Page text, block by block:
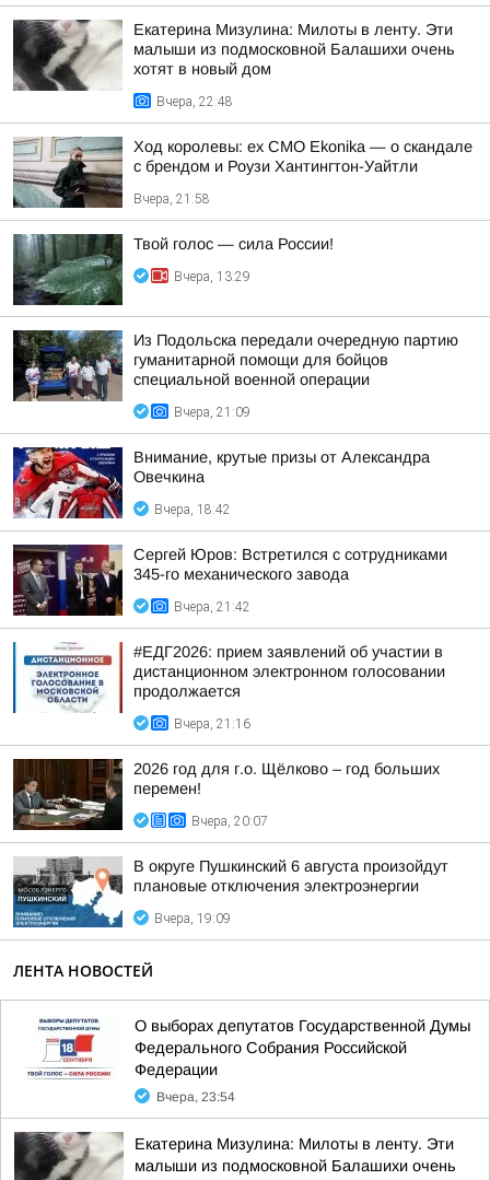
Екатерина Мизулина: Милоты в ленту. Эти
малыши из подмосковной Балашихи очень
хотят в новый дом
Вчера, 22:48
Ход королевы: ex CMO Ekonika — о скандале
с брендом и Роузи Хантингтон-Уайтли
Вчера, 21:58
Твой голос — сила России!
Вчера, 13:29
Из Подольска передали очередную партию
гуманитарной помощи для бойцов
специальной военной операции
Вчера, 21:09
Внимание, крутые призы от Александра
Овечкина
Вчера, 18:42
Сергей Юров: Встретился с сотрудниками
345-го механического завода
Вчера, 21:42
#ЕДГ2026: прием заявлений об участии в
дистанционном электронном голосовании
продолжается
Вчера, 21:16
2026 год для г.о. Щёлково – год больших
перемен!
Вчера, 20:07
В округе Пушкинский 6 августа произойдут
плановые отключения электроэнергии
Вчера, 19:09
ЛЕНТА НОВОСТЕЙ
О выборах депутатов Государственной Думы
Федерального Собрания Российской
Федерации
Вчера, 23:54
Екатерина Мизулина: Милоты в ленту. Эти
малыши из подмосковной Балашихи очень